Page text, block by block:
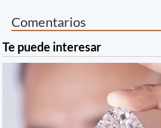
Comentarios